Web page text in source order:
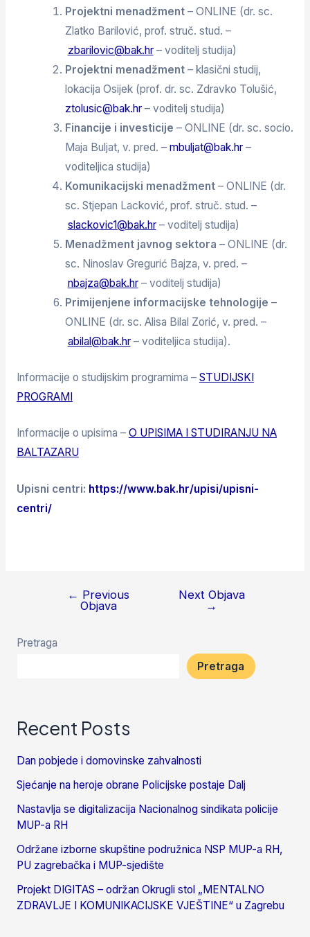
Projektni menadžment– ONLINE (dr. sc.
Zlatko Barilović, prof. struč. stud. –
zbarilovic@bak.hr– voditelj studija)
Projektni menadžment– klasični studij,
lokacija Osijek (prof. dr. sc. Zdravko Tolušić,
ztolusic@bak.hr– voditelj studija)
Financije i investicije – ONLINE (dr. sc. socio.
Maja Buljat, v. pred. – mbuljat@bak.hr–
voditeljica studija)
Komunikacijski menadžment– ONLINE (dr.
sc. Stjepan Lacković, prof. struč. stud. –
slackovic1@bak.hr– voditelj studija)
Menadžment javnog sektora – ONLINE (dr.
sc. Ninoslav Gregurić Bajza, v. pred. –
nbajza@bak.hr– voditelj studija)
Primijenjene informacijske tehnologije –
ONLINE (dr. sc. Alisa Bilal Zorić, v. pred. –
abilal@bak.hr– voditeljica studija).
Informacije o studijskim programima – STUDIJSKI
PROGRAMI
Informacije o upisima – O UPISIMA I STUDIRANJU NA
BALTAZARU
Upisni centri: https://www.bak.hr/upisi/upisni-
centri/
← Previous
Objava
Next Objava
→
Pretraga
Pretraga
Recent Posts
Dan pobjede i domovinske zahvalnosti
Sjećanje na heroje obrane Policijske postaje Dalj
Nastavlja se digitalizacija Nacionalnog sindikata policije
MUP-a RH
Održane izborne skupštine podružnica NSP MUP-a RH,
PU zagrebačka i MUP-sjedište
Projekt DIGITAS – održan Okrugli stol „MENTALNO
ZDRAVLJE I KOMUNIKACIJSKE VJEŠTINE“ u Zagrebu